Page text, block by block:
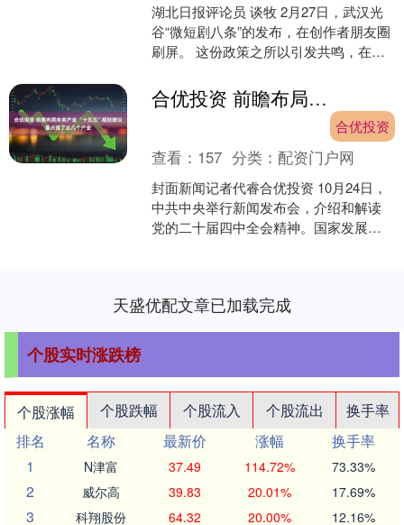
湖北日报评论员 谈牧 2月27日，武汉光
谷“微短剧八条”的发布，在创作者朋友圈
刷屏。 这份政策之所以引发共鸣，在于
的价值，正在....
合优投资 前瞻布局未来产业 “十五五”规划建议重点提了这几个产业
合优投资
查看： 157 分类：配资门户网
封面新闻记者代睿合优投资 10月24日，
中共中央举行新闻发布会，介绍和解读
党的二十届四中全会精神。国家发展改
天盛优配文章已加载完成
个股实时涨跌榜
个股涨幅 个股跌幅 个股流入 个股流出
换手率
排名
名称 最新价 涨幅
换手率
1
N津富 37.49 114.72% 73.33%
2 威尔高 39.83 20.01% 17.69%
3 科翔股份 64.32 20.00% 12.16%